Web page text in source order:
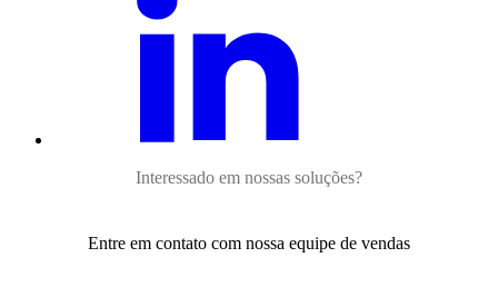
Interessado em nossas soluções?
Entre em contato com nossa equipe de vendas